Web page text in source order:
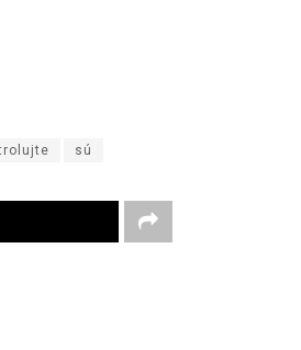
sú